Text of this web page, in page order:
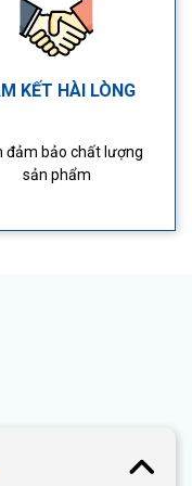
KẾT HÀI LÒNG
đảm bảo chất lượng
sản phẩm